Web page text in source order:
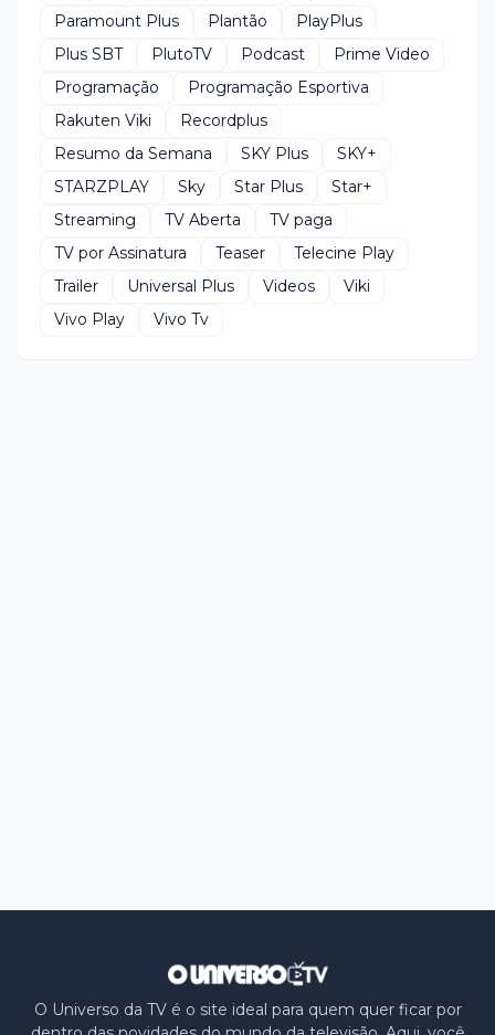
Paramount Plus
Plantão
PlayPlus
Plus SBT
PlutoTV Podcast
Prime Video
Programação
Programação Esportiva
Rakuten Viki
Recordplus
Resumo da Semana
SKY Plus
SKY+
STARZPLAY
Sky Star Plus
Star+
Streaming
TV Aberta
TV paga
TV por Assinatura
Teaser
Telecine Play
Trailer
Universal Plus Videos
Viki
Vivo Play
Vivo Tv
O Universo da TV é o site ideal para quem quer ficar por